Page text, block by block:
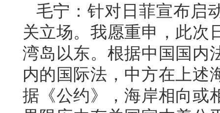
毛宁：针对日菲宣布启
关立场。我愿重申，此次
湾岛以东。根据中国国内
内的国际法，中方在上述
据《公约》，海岸相向或